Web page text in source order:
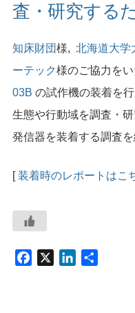
査・研究する
知床財団様, 北海道大学
ーテック様のご協力をい
03B の試作機の装着を
生態や行動域を調査・
発信器を装着する調査
[装着時のレポートはこ